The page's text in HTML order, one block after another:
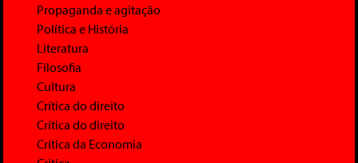
Propaganda e agitação
Política e História
Literatura
Filosofia
Cultura
Crítica do direito
Crítica do direito
Crítica da Economia